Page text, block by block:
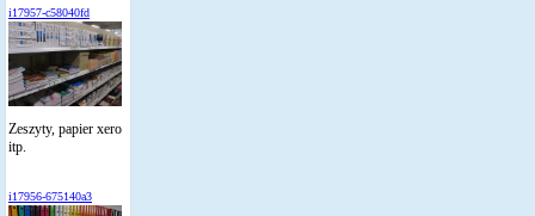
i17957-c58040fd
Zeszyty, papier xero
itp.
i17956-675140a3